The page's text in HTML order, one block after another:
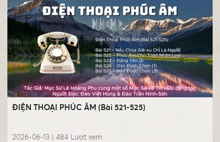
ĐIỆN THOẠI PHÚC ÂM (Bài 521-525)
2026-06-13 | Lượt xem
484